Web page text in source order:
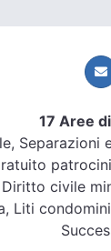
17 Aree
Separazioni
civile
Liti